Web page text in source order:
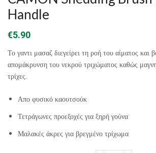
Handle
€5.90
Το γαντι μασαζ διεγείρει τη ροή του αίματος και
απομάκρυνση του νεκρού τριχώματος καθώς
τρίχες.
Aπο φυσικό καουτσούκ
Τετράγωνες προεξοχές για ξηρή γούνα
Μαλακές άκρες για βρεγμένο τρίχωμα